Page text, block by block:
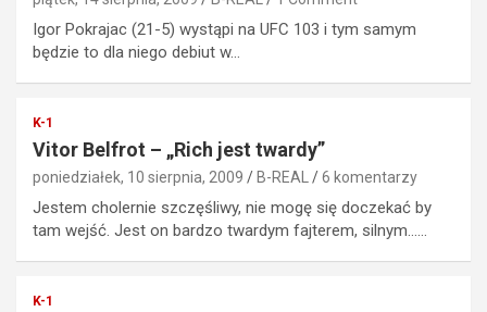
Igor Pokrajac (21-5) wystąpi na UFC 103 i tym samym
będzie to dla niego debiut w…
K-1
Vitor Belfrot – „Rich jest twardy”
poniedziałek, 10 sierpnia, 2009 B-REAL 6 komentarzy
Jestem cholernie szczęśliwy, nie mogę się doczekać by
tam wejść. Jest on bardzo twardym fajterem, silnym……
K-1